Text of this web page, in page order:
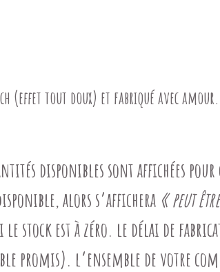
(effet tout doux) et fabriqué avec
disponibles sont affichées pour
alorss’affichera « peut être
le stock est à zéro. le délai de
promis). l’ensemble de votre